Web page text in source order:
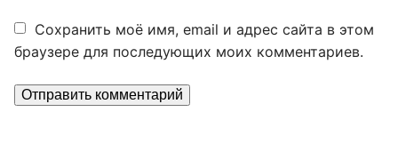
Сохранить моё имя, email и адрес сайта в этом
браузере для последующих моих комментариев.